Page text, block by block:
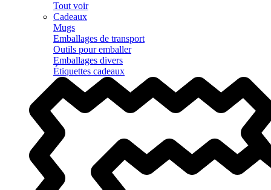
Tout voir
Cadeaux
Mugs
Emballages de transport
Outils pour emballer
Emballages divers
Étiquettes cadeaux